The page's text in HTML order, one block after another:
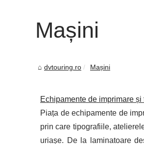
Mașini
dvtouring.ro Mașini
Echipamente de imprimare
Piața de echipamente de
prin care tipografiile,
uriașe. De la laminatoare